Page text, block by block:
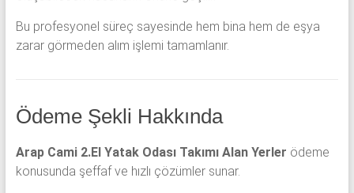
Bu profesyonel süreç sayesinde hem bina hem de eşya
zarar görmeden alım işlemi tamamlanır.
Ödeme Şekli Hakkında
Arap Cami 2.El Yatak Odası Takımı Alan Yerler ödeme
konusunda şeffaf ve hızlı çözümler sunar.